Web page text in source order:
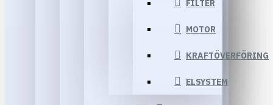
FILTER
MOTOR
KRAFTÖVERFÖRING
ELSYSTEM